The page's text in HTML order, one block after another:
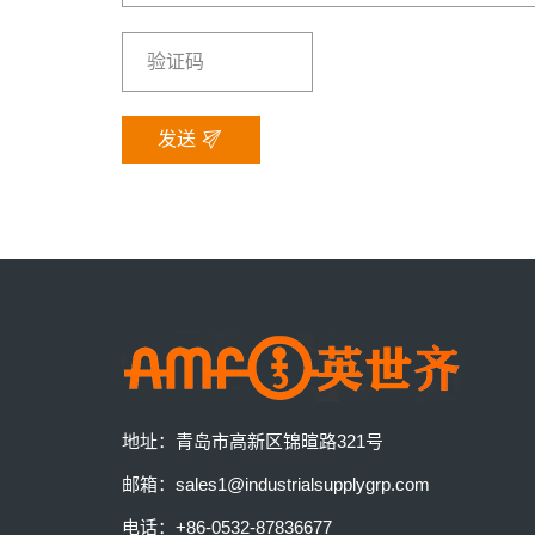
发送
地址： 青岛市高新区锦暄路321号
邮箱： sales1@industrialsupplygrp.com
电话： +86-0532-87836677